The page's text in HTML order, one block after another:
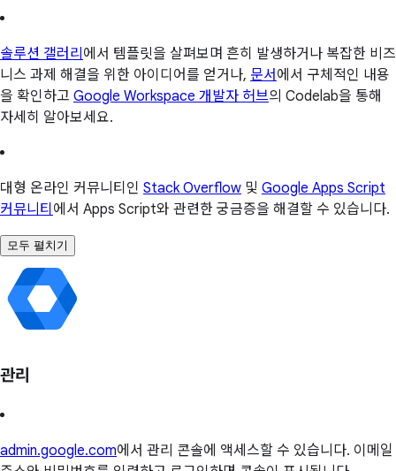
솔루션 갤러리 에서 템플릿을 살펴보며 흔히 발생하거나 복잡한 비즈
니스 과제 해결을 위한 아이디어를 얻거나, 문서 에서 구체적인 내용
을 확인하고 Google Workspace 개발자 허브의 Codelab을 통해
자세히 알아보세요.
대형 온라인 커뮤니티인 Stack Overflow 및 Google Apps Script
커뮤니티 에서 Apps Script와 관련한 궁금증을 해결할 수 있습니다.
모두 펼치기
관리
admin.google.com에서 관리 콘솔에 액세스할 수 있습니다. 이메일